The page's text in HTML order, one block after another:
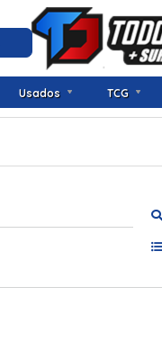
Usados TCG